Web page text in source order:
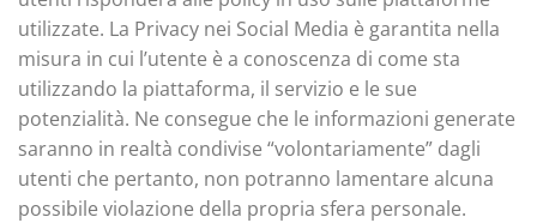
utilizzate. La Privacy nei Social Media è garantita nella
misura in cui l’utente è a conoscenza di come sta
utilizzando la piattaforma, il servizio e le sue
potenzialità. Ne consegue che le informazioni generate
saranno in realtà condivise “volontariamente” dagli
utenti che pertanto, non potranno lamentare alcuna
possibile violazione della propria sfera personale.